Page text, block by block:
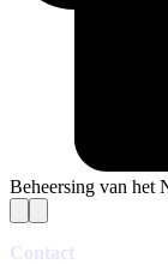
Beheersing van het
Contact